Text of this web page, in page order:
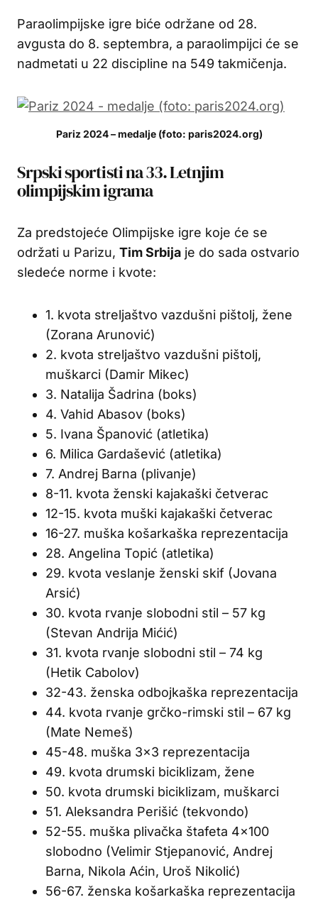
Paraolimpijske igre biće održane od 28.
avgusta do 8. septembra, a paraolimpijci će se
nadmetati u 22 discipline na 549 takmičenja.
Pariz 2024 – medalje (foto: paris2024.org)
Srpski sportisti na 33. Letnjim
olimpijskim igrama
Za predstojeće Olimpijske igre koje će se
održati u Parizu, Tim Srbija je do sada ostvario
sledeće norme i kvote:
1. kvota streljaštvo vazdušni pištolj, žene
(Zorana Arunović)
2. kvota streljaštvo vazdušni pištolj,
muškarci (Damir Mikec)
3. Natalija Šadrina (boks)
4. Vahid Abasov (boks)
5. Ivana Španović (atletika)
6. Milica Gardašević (atletika)
7. Andrej Barna (plivanje)
8-11. kvota ženski kajakaški četverac
12-15. kvota muški kajakaški četverac
16-27. muška košarkaška reprezentacija
28. Angelina Topić (atletika)
29. kvota veslanje ženski skif (Jovana
Arsić)
30. kvota rvanje slobodni stil – 57 kg
(Stevan Andrija Mićić)
31. kvota rvanje slobodni stil – 74 kg
(Hetik Cabolov)
32-43. ženska odbojkaška reprezentacija
44. kvota rvanje grčko-rimski stil – 67 kg
(Mate Nemeš)
45-48. muška 3×3 reprezentacija
49. kvota drumski biciklizam, žene
50. kvota drumski biciklizam, muškarci
51. Aleksandra Perišić (tekvondo)
52-55. muška plivačka štafeta 4×100
slobodno (Velimir Stjepanović, Andrej
Barna, Nikola Aćin, Uroš Nikolić)
56-67. ženska košarkaška reprezentacija